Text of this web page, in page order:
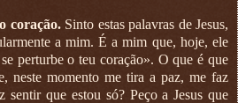
coração. Sinto estas palavras de Jesus,
a mim. É a mim que, hoje, ele
perturbe o teu coração». O que é que
neste momento me tira a paz, me faz
sentir que estou só? Peço a Jesus que